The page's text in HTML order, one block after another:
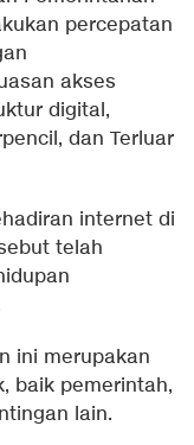
percepatan
akses
digital,
dan Terluar
internet di
telah
ini merupakan
baik pemerintah,
lain.